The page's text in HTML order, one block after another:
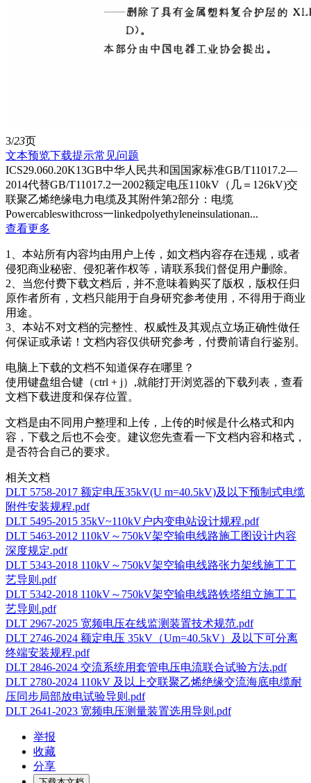
3/23页
文本预览下载提示常见问题
ICS29.060.20K13GB中华人民共和国国家标准GB/T11017.2—
2014代替GB/T11017.2一2002额定电压110kV（几＝126kV)交
联聚乙烯绝缘电力电缆及其附件第2部分：电缆
Powercableswithcross一linkedpolyethyleneinsulationan...
查看更多
1、本站所有内容均由用户上传，如文档内容存在违规，或者
侵犯商业秘密、侵犯著作权等，请联系我们督促用户删除。
2、当您付费下载文档后，并不意味着购买了版权，版权任归
原作者所有，文档只能用于自身研究参考使用，不得用于商业
用途。
3、本站不对文档的完整性、权威性及其观点立场正确性做任
何保证或承诺！文档内容仅供研究参考，付费前请自行鉴别。
电脑上下载的文档不知道保存在哪里？
使用键盘组合键（ctrl + j）,就能打开浏览器的下载列表，查看
文档下载进度和保存位置。
文档是由不同用户整理和上传，上传的时候是什么格式和内
容，下载之后也不会变。建议您先查看一下文档内容和格式，
是否符合自己的要求。
相关文档
DLT 5758-2017 额定电压35kV(U m=40.5kV)及以下预制式电缆
附件安装规程.pdf
DLT 5495-2015 35kV~110kV户内变电站设计规程.pdf
DLT 5463-2012 110kV～750kV架空输电线路施工图设计内容
深度规定.pdf
DLT 5343-2018 110kV～750kV架空输电线路张力架线施工工
艺导则.pdf
DLT 5342-2018 110kV～750kV架空输电线路铁塔组立施工工
艺导则.pdf
DLT 2967-2025 宽频电压在线监测装置技术规范.pdf
DLT 2746-2024 额定电压 35kV（Um=40.5kV）及以下可分离
终端安装规程.pdf
DLT 2846-2024 交流系统用套管电压电流联合试验方法.pdf
DLT 2780-2024 110kV 及以上交联聚乙烯绝缘交流海底电缆耐
压同步局部放电试验导则.pdf
DLT 2641-2023 宽频电压测量装置选用导则.pdf
举报
收藏
分享